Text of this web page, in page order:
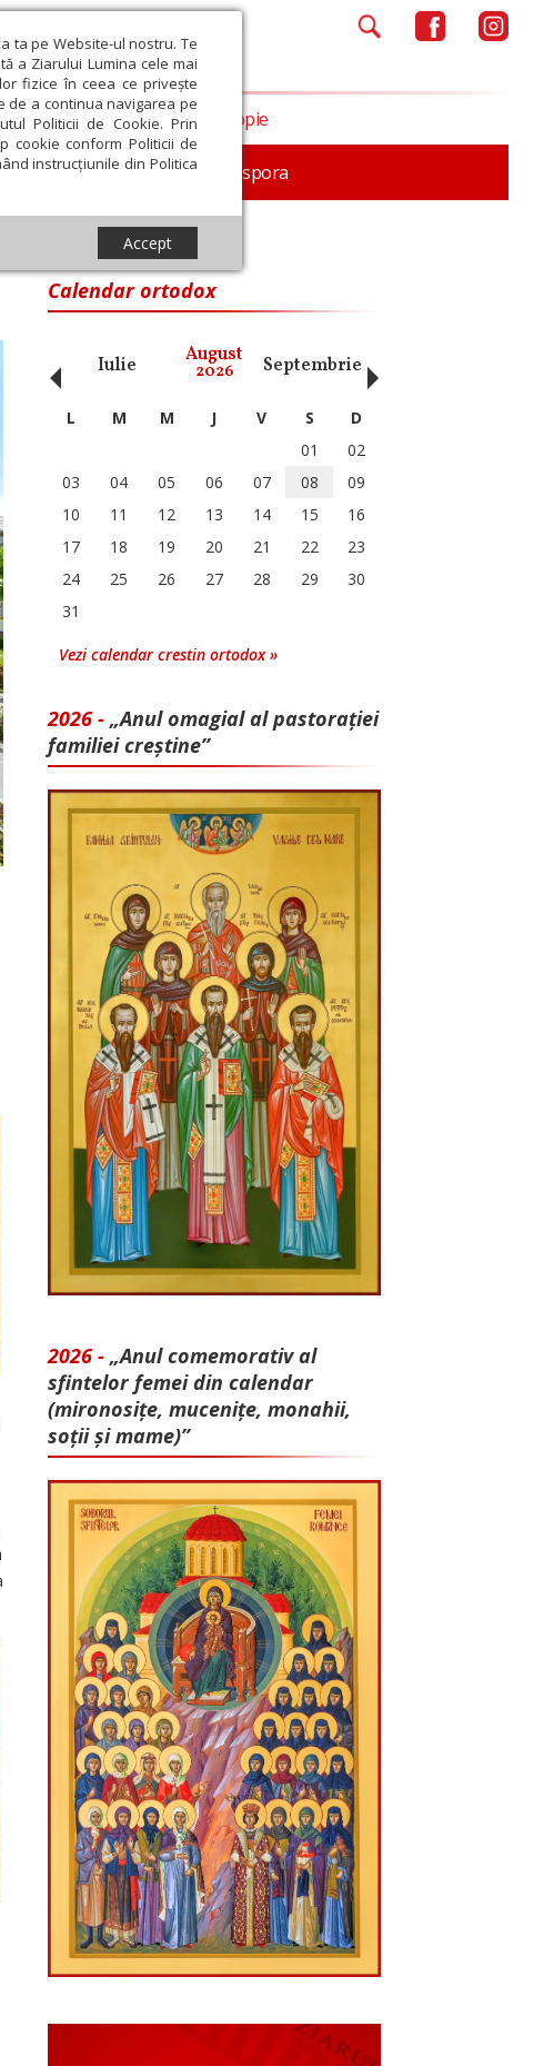
ta pe Website-ul nostru. Te
a Ziarului Lumina cele mai
fizice în ceea ce privește
de a continua navigarea pe
Politicii de Cookie. Prin
cookie conform Politicii de
instrucțiunile din Politica
Accept
In memoriam Diaspora
Opinii Filantropie
Calendar ortodox
Iulie August
2026 Septembrie Octombrie
‹ L M M J V S
D
01
02
03
04 05 06 07 08
09
10
11 12 13 14 15
16
17
18 19 20 21 22
23
24
25 26 27 28 29
30
31
Vezi calendar crestin ortodox »
2026 - „Anul omagial al pastorației
familiei creștine”
2026 - „Anul comemorativ al
sfintelor femei din calendar
(mironosițe, mu­cenițe, monahii,
soții și mame)”